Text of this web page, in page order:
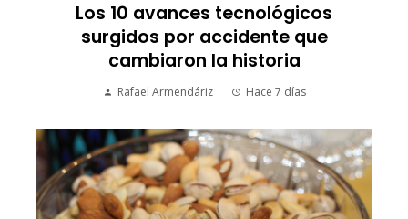
Los 10 avances tecnológicos
surgidos por accidente que
cambiaron la historia
Rafael Armendáriz Hace 7 días